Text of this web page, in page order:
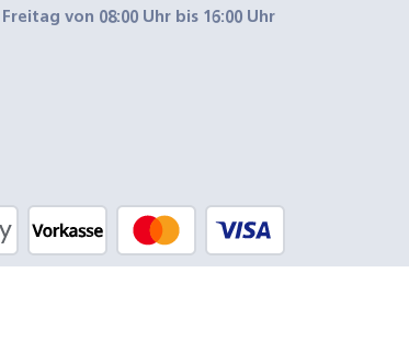
von 08:00 Uhr bis 16:00 Uhr